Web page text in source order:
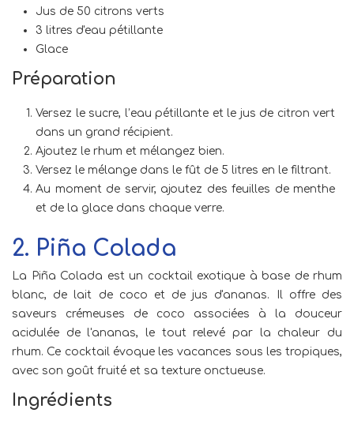
Jus de 50 citrons verts
3 litres d'eau pétillante
Glace
Préparation
Versez le sucre, l’eau pétillante et le jus de citron vert
dans un grand récipient.
Ajoutez le rhum et mélangez bien.
Versez le mélange dans le fût de 5 litres en le filtrant.
Au moment de servir, ajoutez des feuilles de menthe
et de la glace dans chaque verre.
2. Piña Colada
La Piña Colada est un cocktail exotique à base de rhum
blanc, de lait de coco et de jus d'ananas. Il offre des
saveurs crémeuses de coco associées à la douceur
acidulée de l'ananas, le tout relevé par la chaleur du
rhum. Ce cocktail évoque les vacances sous les tropiques,
avec son goût fruité et sa texture onctueuse.
Ingrédients